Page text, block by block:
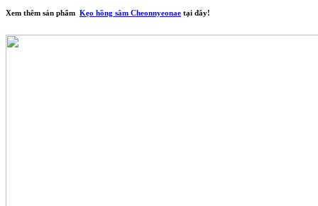
Xem thêm sản phẩm Kẹo hồng sâm Cheonnyeonae tại đây!